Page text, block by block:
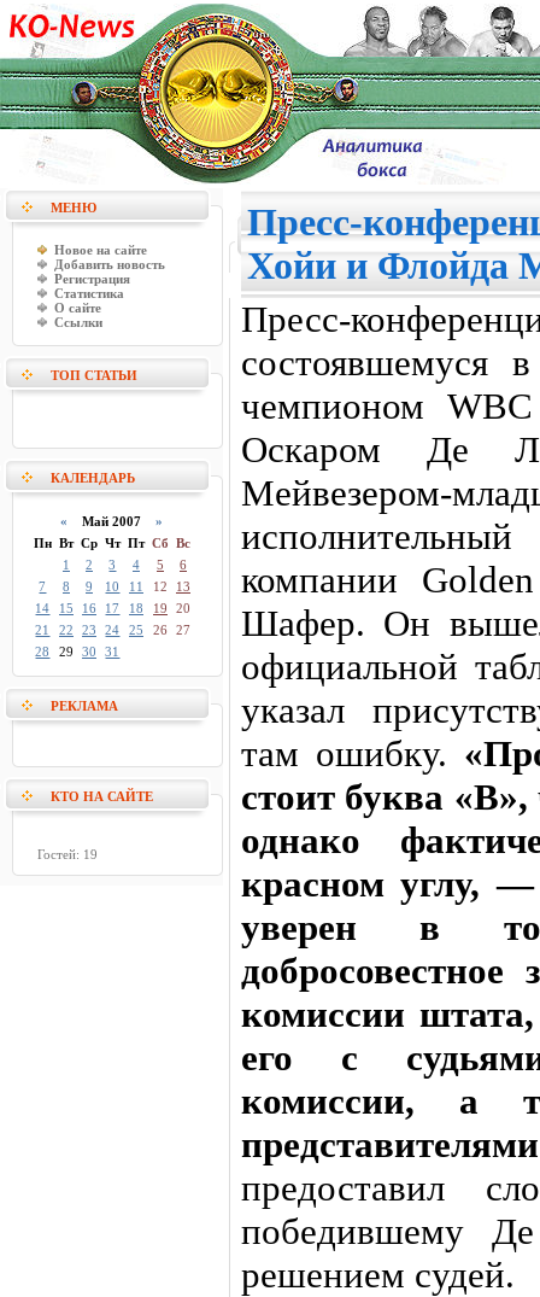
МЕНЮ
Новое на сайте
Добавить новость
Регистрация
Статистика
О сайте
Ссылки
ТОП СТАТЬИ
КАЛЕНДАРЬ
« Май 2007»
Пн Вт Ср Чт Пт Сб Вс
1
2 3 4 5
6
7
8 9 10 11 12
13
14
15 16 17 18 19
20
21
22 23 24 25 26 27
28
29 30 31
РЕКЛАМА
КТО НА САЙТЕ
Гостей: 19
Пресс-
Хойи и Флойда
Пресс-
состоявшемуся
чемпионом
Оскаром Де
исполнительный
компании
Шафер. Он
официальной
указал
там ошибку.
стоит буква «В»,
однако
красном углу,
уверен в
добросовестное
комиссии
его с
комиссии, а
предоставил
победившему
решением судей.